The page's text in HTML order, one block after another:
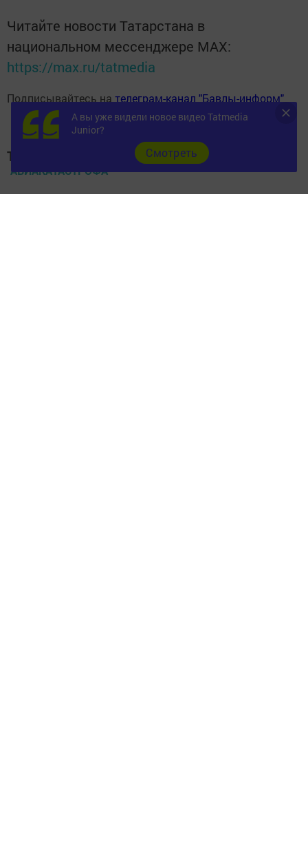
Читайте новости Татарстана в
национальном мессенджере MАХ:
https://max.ru/tatmedia
Подписывайтесь нателеграм-канал "Бавлы-информ"
Теги:
АВИАКАТАСТРОФА
А вы уже видели новое видео Tatmedia
Junior?
Cмотреть